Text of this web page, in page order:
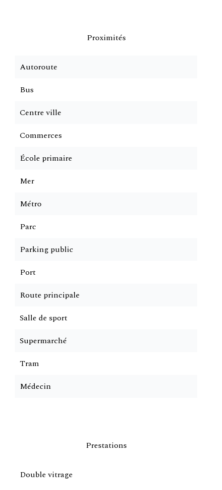
Proximités
Autoroute
Bus
Centre ville
Commerces
École primaire
Mer
Métro
Parc
Parking public
Port
Route principale
Salle de sport
Supermarché
Tram
Médecin
Prestations
Double vitrage